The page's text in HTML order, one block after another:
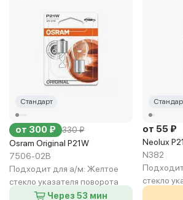
Стандарт
от 300 ₽ 330 ₽
Osram Original P21W
7506-02B
Подходит для а/м: Желтое
стекло указателя поворота
Через 53 мин
от 55 ₽
Neolux
N382
стекло